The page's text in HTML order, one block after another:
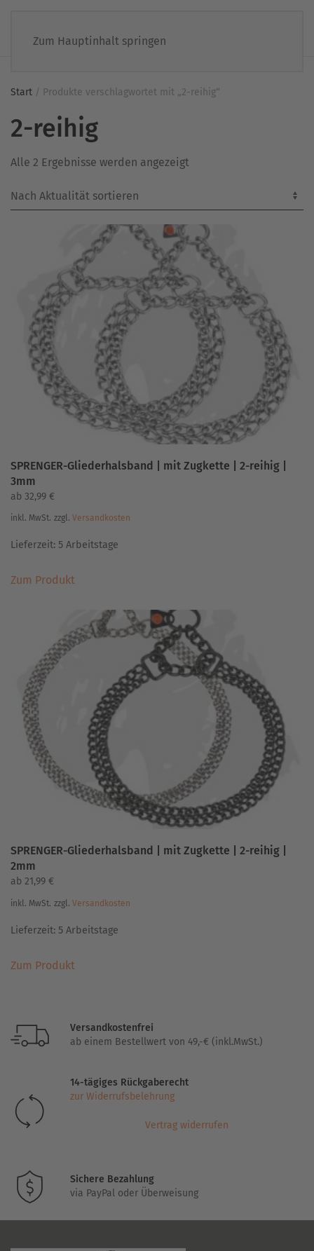
Zum Hauptinhalt springen
Start / Produkte verschlagwortet mit „2-reihig“
2-reihig
Alle 2 Ergebnisse werden angezeigt
SPRENGER-Gliederhalsband | mit Zugkette | 2-reihig |
3mm
ab 32,99 €
inkl. MwSt. zzgl. Versandkosten
Lieferzeit: 5 Arbeitstage
Zum ProduktProdukt
mehrere
Varianten
auf.
Optionen
können
der
Produktseite
gewählt
werden
SPRENGER-Gliederhalsband | mit Zugkette | 2-reihig |
2mm
ab 21,99 €
inkl. MwSt. zzgl. Versandkosten
Lieferzeit: 5 Arbeitstage
Zum ProduktProdukt
auf.
können
auf
Versandkostenfrei
ab einem Bestellwert von 49,-€ (inkl.MwSt.)
14-tägiges Rückgaberecht
zur Widerrufsbelehrung
Vertrag widerrufen
Sichere Bezahlung
via PayPal oder Überweisung